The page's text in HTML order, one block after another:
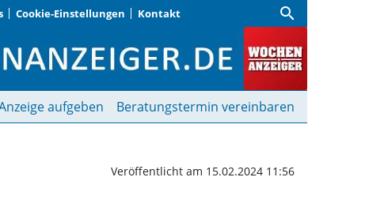
Cookie-Einstellungen Kontakt search
beginnt |
aufgeben Beratungstermin vereinbaren
Veröffentlicht am 15.02.2024 11:56